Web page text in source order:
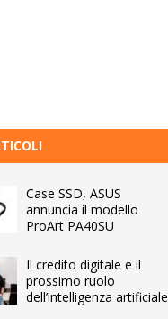
Case SSD, ASUS
annuncia il modello
ProArt PA40SU
Il credito digitale e il
prossimo ruolo
dell’intelligenza artificiale